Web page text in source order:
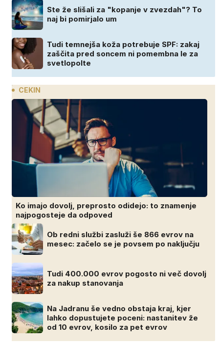
Ste že slišali za "kopanje v zvezdah"? To
naj bi pomirjalo um
Tudi temnejša koža potrebuje SPF: zakaj
zaščita pred soncem ni pomembna le za
svetlopolte
CEKIN
Ko imajo dovolj, preprosto odidejo: to znamenje
najpogosteje da odpoved
Ob redni službi zasluži še 866 evrov na
mesec: začelo se je povsem po naključju
Tudi 400.000 evrov pogosto ni več dovolj
za nakup stanovanja
Na Jadranu še vedno obstaja kraj, kjer
lahko dopustujete poceni: nastanitev že
od 10 evrov, kosilo za pet evrov